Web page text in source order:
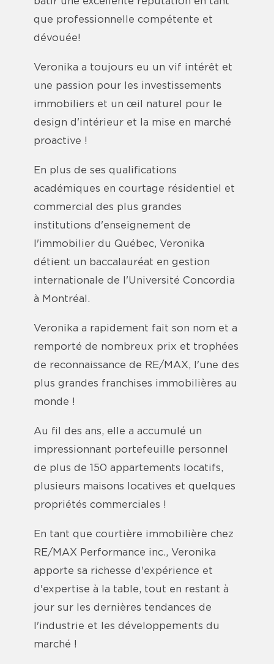
que professionnelle compétente et
dévouée!
Veronika a toujours eu un vif intérêt et
une passion pour les investissements
immobiliers et un œil naturel pour le
design d'intérieur et la mise en marché
proactive !
En plus de ses qualifications
académiques en courtage résidentiel et
commercial des plus grandes
institutions d'enseignement de
l'immobilier du Québec, Veronika
détient un baccalauréat en gestion
internationale de l'Université Concordia
à Montréal.
Veronika a rapidement fait son nom et a
remporté de nombreux prix et trophées
de reconnaissance de RE/MAX, l'une des
plus grandes franchises immobilières au
monde !
Au fil des ans, elle a accumulé un
impressionnant portefeuille personnel
de plus de 150 appartements locatifs,
plusieurs maisons locatives et quelques
propriétés commerciales !
En tant que courtière immobilière chez
RE/MAX Performance inc., Veronika
apporte sa richesse d'expérience et
d'expertise à la table, tout en restant à
jour sur les dernières tendances de
l'industrie et les développements du
marché !